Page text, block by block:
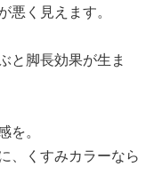
く見えます。
と脚長効果が生ま
。
、くすみカラーなら